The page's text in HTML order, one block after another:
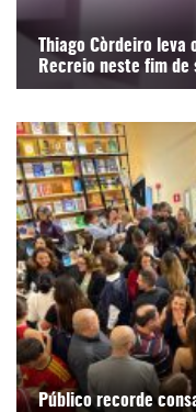
Thiago Còrdeiro leva
Recreio neste fim de
Público recorde